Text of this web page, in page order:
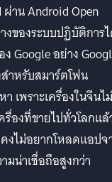
าน Android Open
งของระบบปฏิบัติการ
Google อย่าง
ำหรับสมาร์ตโฟน
เพราะเครื่องในจีนไม่
องที่ขายไปทั่วโลกแล้
ไม่อยากโหลดแอปจ
มน่าเชื่อถือสูงกว่า